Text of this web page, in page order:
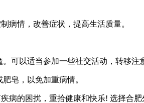
病情，改善症状，提高生活质量。
可以适当参加一些社交活动，转移注
皂，以免加重病情。
病的困扰，重拾健康和快乐! 选择合